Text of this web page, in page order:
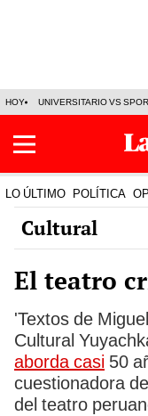
HOY UNIVERSITARIO VS
LO ÚLTIMO POLÍTICA
Cultural
El teatro
'Textos de
Cultural
aborda casi 50
cuestionadora
del teatro